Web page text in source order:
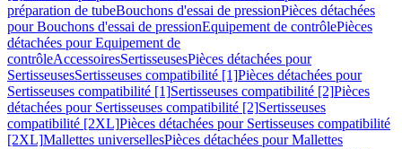
préparation de tubeBouchons d'essai de pressionPièces détachées
pour Bouchons d'essai de pressionEquipement de contrôlePièces
détachées pour Equipement de
contrôleAccessoiresSertisseusesPièces détachées pour
SertisseusesSertisseuses compatibilité [1]Pièces détachées pour
Sertisseuses compatibilité [1]Sertisseuses compatibilité [2]Pièces
détachées pour Sertisseuses compatibilité [2]Sertisseuses
compatibilité [2XL]Pièces détachées pour Sertisseuses compatibilité
[2XL]Mallettes universellesPièces détachées pour Mallettes